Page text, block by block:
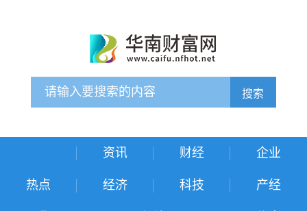
搜索
资讯 财经 企业
热点 经济 科技 产经